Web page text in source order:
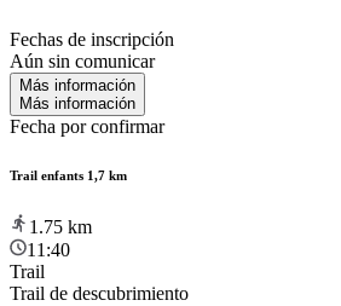
Fechas de inscripción
Aún sin comunicar
Más información
Más información
Fecha por confirmar
Trail enfants 1,7 km
1.75 km
11:40
Trail
Trail de descubrimiento